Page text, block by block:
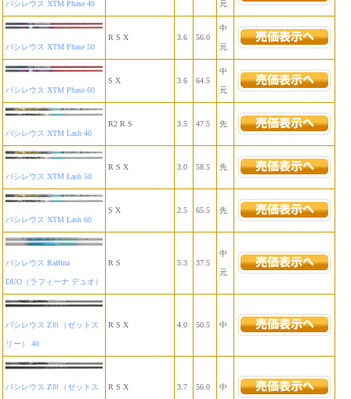
バシレウス XTM Phase 40 元
バシレウス XTM Phase 50
R S X 3.6 56.0
中
元
バシレウス XTM Phase 60
S X 3.6 64.5
中
元
バシレウス XTM Lash 40
R2 R S 3.5 47.5 先
バシレウス XTM Lash 50
R S X 3.0 58.5 先
バシレウス XTM Lash 60
S X 2.5 65.5 先
バシレウス Raffina
DUO（ラフィーナ デュオ）
R S 5.3 37.5
中
元
バシレウス ZⅢ（ゼットス
リー） 40
R S X 4.0 50.5 中
バシレウス ZⅢ（ゼットス R S X 3.7 56.0 中